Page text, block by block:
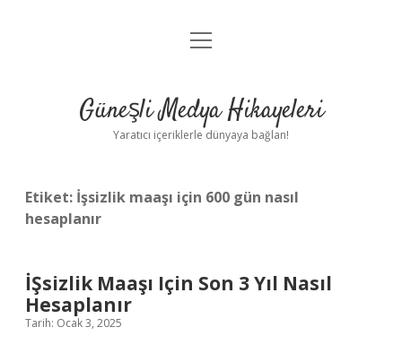
Anasayfa
Yasal Uyarı
menüyü
Güneşli Medya Hikayeleri
Yaratıcı içeriklerle dünyaya bağlan!
Etiket: İşsizlik maaşı için 600 gün nasıl
hesaplanır
İŞsizlik Maaşı Için Son 3 Yıl Nasıl
Hesaplanır
Tarih: Ocak 3, 2025